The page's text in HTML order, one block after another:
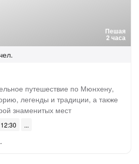
Пешая
2 часа
путешествие по Мюнхену,
легенды и традиции, а также
знаменитых мест